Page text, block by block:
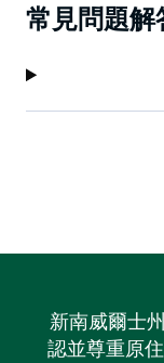
常見問題解
新南威爾士
認並尊重原